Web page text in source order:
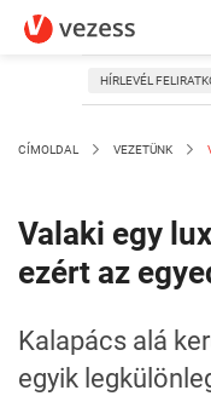
HÍRLEVÉL
CÍMOLDAL VEZETÜNK
Valaki egy
ezért az
Kalapács alá
egyik